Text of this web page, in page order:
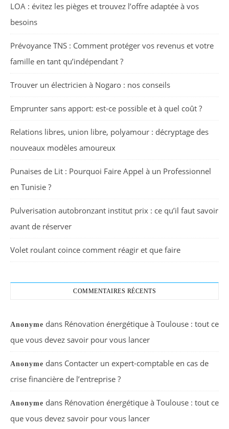
LOA : évitez les pièges et trouvez l’offre adaptée à vos
besoins
Prévoyance TNS : Comment protéger vos revenus et votre
famille en tant qu’indépendant ?
Trouver un électricien à Nogaro : nos conseils
Emprunter sans apport: est-ce possible et à quel coût ?
Relations libres, union libre, polyamour : décryptage des
nouveaux modèles amoureux
Punaises de Lit : Pourquoi Faire Appel à un Professionnel
en Tunisie ?
Pulverisation autobronzant institut prix : ce qu’il faut savoir
avant de réserver
Volet roulant coince comment réagir et que faire
COMMENTAIRES RÉCENTS
Anonyme dans Rénovation énergétique à Toulouse : tout ce
que vous devez savoir pour vous lancer
Anonyme dans Contacter un expert-comptable en cas de
crise financière de l’entreprise ?
Anonyme dans Rénovation énergétique à Toulouse : tout ce
que vous devez savoir pour vous lancer